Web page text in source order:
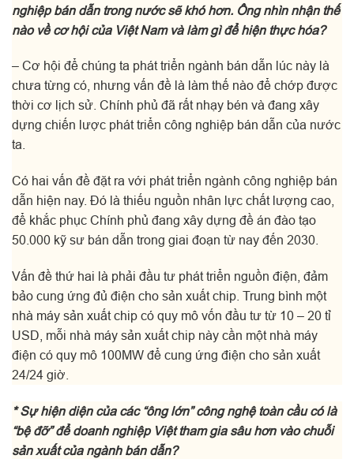
nghiệp bán dẫn trong nước sẽ khó hơn. Ông nhìn nhận thế
nào về cơ hội của Việt Nam và làm gì để hiện thực hóa?
– Cơ hội để chúng ta phát triển ngành bán dẫn lúc này là
chưa từng có, nhưng vấn đề là làm thế nào để chớp được
thời cơ lịch sử. Chính phủ đã rất nhạy bén và đang xây
dựng chiến lược phát triển công nghiệp bán dẫn của nước
ta.
Có hai vấn đề đặt ra với phát triển ngành công nghiệp bán
dẫn hiện nay. Đó là thiếu nguồn nhân lực chất lượng cao,
để khắc phục Chính phủ đang xây dựng đề án đào tạo
50.000 kỹ sư bán dẫn trong giai đoạn từ nay đến 2030.
Vấn đề thứ hai là phải đầu tư phát triển nguồn điện, đảm
bảo cung ứng đủ điện cho sản xuất chip. Trung bình một
nhà máy sản xuất chip có quy mô vốn đầu tư từ 10 – 20 tỉ
USD, mỗi nhà máy sản xuất chip này cần một nhà máy
điện có quy mô 100MW để cung ứng điện cho sản xuất
24/24 giờ.
* Sự hiện diện của các “ông lớn” công nghệ toàn cầu có là
“bệ đỡ” để doanh nghiệp Việt tham gia sâu hơn vào chuỗi
sản xuất của ngành bán dẫn?